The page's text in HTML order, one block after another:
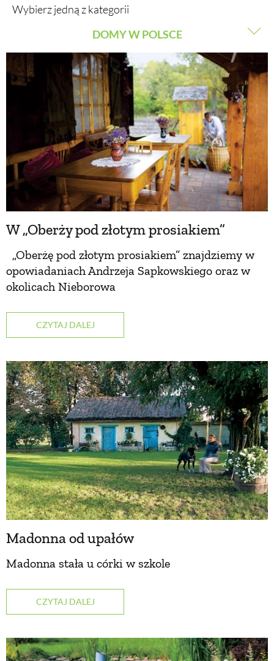
Wybierz jedną z kategorii
DOMY W POLSCE
DOMY W POLSCE
DOMY NA ŚWIECIE
URZĄDZAMY DOM
BUDUJEMY DOM
W „Oberży pod złotym prosiakiem”
„Oberżę pod złotym prosiakiem” znajdziemy w
opowiadaniach Andrzeja Sapkowskiego oraz w
okolicach Nieborowa
CZYTAJ DALEJ
Madonna od upałów
Madonna stała u córki w szkole
CZYTAJ DALEJ
BUDUJEMY DOM
OGRÓD
WARZYWA I OWOCE
ROŚLINY OGRODOWE
PORADY
ZIELEŃ W DOMU
PROJEKTOWANIE OGRODU
NATURALNA APTECZKA
DLA DOMU
EKO ŻYCIE
PRZYRODA
ZWIERZĘTA DOMOWE
GRZYBY
KRAJOBRAZ